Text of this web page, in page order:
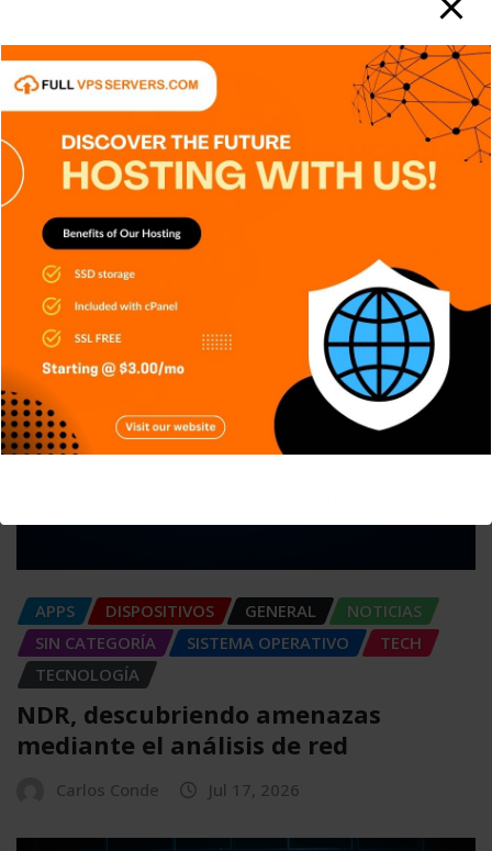
SERIES
SERVICIOS DE TRANSMISIÓN
SIN CATEGORÍA
TECH TECNOLOGÍA
FinSecOps, integrando seguridad
financiera y operaciones
Carlos Conde
APPS DISPOSITIVOS GENERAL
NOTICIAS
SIN CATEGORÍA
SISTEMA OPERATIVO
TECH
TECNOLOGÍA
NDR, descubriendo amenazas
mediante el análisis de red
Carlos Conde Jul 17, 2026